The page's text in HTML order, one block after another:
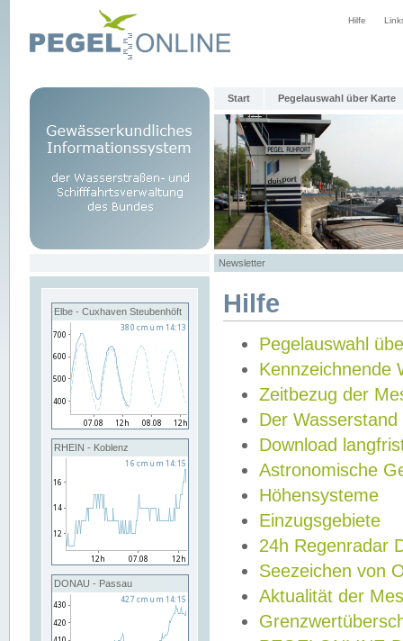
Hilfe
Start Pegelauswahl über Karte
Newsletter
Elbe - Cuxhaven Steubenhöft
RHEIN - Koblenz
DONAU - Passau
Hilfe
Pegelauswahl
Kennzeichnende
Zeitbezug der
Der Wasserstand
Download
Astronomische
Höhensysteme
Einzugsgebiete
24h Regenradar
Seezeichen von
Aktualität der